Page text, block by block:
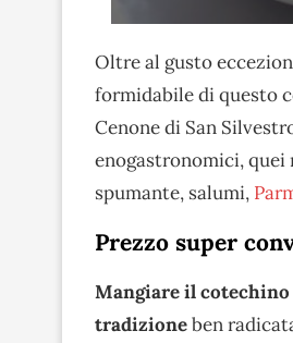
Oltre al gusto
formidabile di questo
Cenone di San
enogastronomici, quei
spumante, salumi,
Prezzo super
Mangiare il
tradizioneben